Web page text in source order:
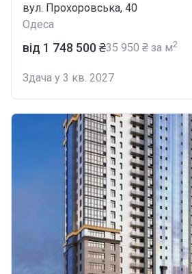
вул. Прохоровська, 40
Одеса
від ‍1 748 500 ₴‍35 950 ₴ за м2
Здача у 3 кв. 2027